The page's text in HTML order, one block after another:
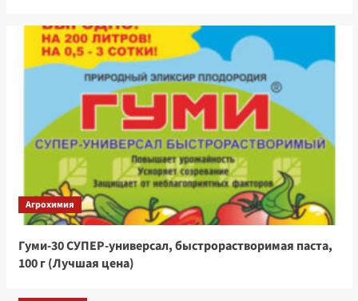
Агрохимия
Гуми-30 СУПЕР-универсал, быстрорастворимая паста,
100 г (Лучшая цена)